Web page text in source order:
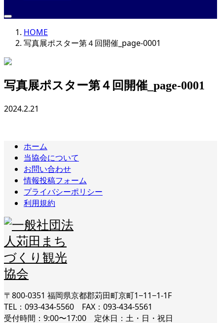
HOME
写真展ポスター第４回開催_page-0001
写真展ポスター第４回開催_page-0001
2024.2.21
ホーム
当協会について
お問い合わせ
情報投稿フォーム
プライバシーポリシー
利用規約
〒800-0351 福岡県京都郡苅田町京町1−11−1-1F
TEL：093-434-5560 FAX：093-434-5561
受付時間：9:00〜17:00 定休日：土・日・祝日